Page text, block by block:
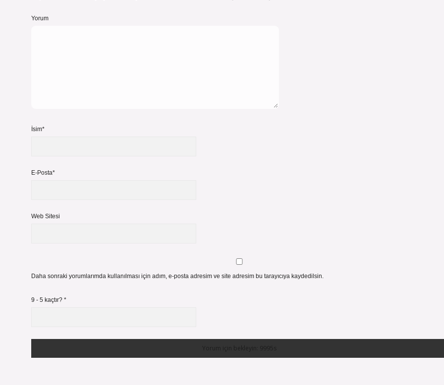
Yorum
İsim*
E-Posta*
Web Sitesi
Daha sonraki yorumlarımda kullanılması için adım, e-posta adresim ve site adresim bu tarayıcıya kaydedilsin.
9 - 5 kaçtır? *